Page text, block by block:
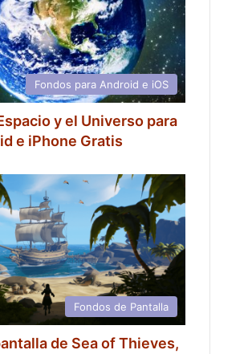
Fondos para Android e iOS
y el Universo para
e iPhone Gratis
Fondos de Pantalla
de Sea of Thieves,